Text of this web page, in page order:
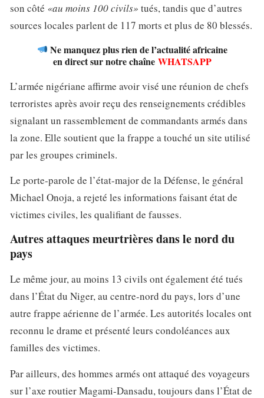
son côté «au moins 100 civils» tués, tandis que d’autres
sources locales parlent de 117 morts et plus de 80 blessés.
Ne manquez plus rien de l’actualité africaine
en direct sur notre chaîne WHATSAPP
L’armée nigériane affirme avoir visé une réunion de chefs
terroristes après avoir reçu des renseignements crédibles
signalant un rassemblement de commandants armés dans
la zone. Elle soutient que la frappe a touché un site utilisé
par les groupes criminels.
Le porte-parole de l’état-major de la Défense, le général
Michael Onoja, a rejeté les informations faisant état de
victimes civiles, les qualifiant de fausses.
Autres attaques meurtrières dans le nord du
pays
Le même jour, au moins 13 civils ont également été tués
dans l’État du Niger, au centre-nord du pays, lors d’une
autre frappe aérienne de l’armée. Les autorités locales ont
reconnu le drame et présenté leurs condoléances aux
familles des victimes.
Par ailleurs, des hommes armés ont attaqué des voyageurs
sur l’axe routier Magami-Dansadu, toujours dans l’État de